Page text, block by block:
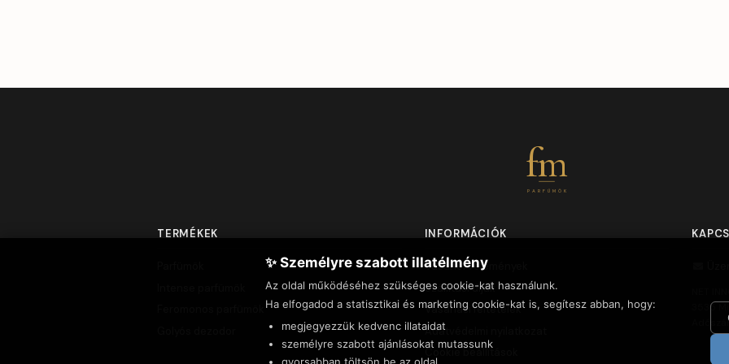
fm
PARFÜMÖK
TERMÉKEK INFORMÁCIÓK
Vásárlói vélemények
Szállítási díjak
Vásárlási feltételek
Adatvédelmi nyilatkozat
Cookie beállítások
3535
✨ Személyre szabott illatélmény
Az oldal működéséhez szükséges cookie-kat használunk.
Ha elfogadod a statisztikai és marketing cookie-kat is, segítesz abban, hogy:
megjegyezzük kedvenc illataidat
személyre szabott ajánlásokat mutassunk